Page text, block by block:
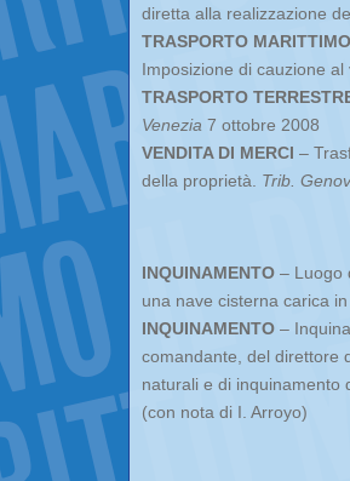
diretta alla realizzazione
TRASPORTO MARITTIMO
Imposizione di cauzione
TRASPORTO
Venezia 7 ottobre 2008
VENDITA DI MERCI –
della proprietà. Trib.
INQUINAMENTO – Luogo
una nave cisterna carica
INQUINAMENTO –
comandante, del direttore
naturali e di inquinamento
(con nota di I. Arroyo)